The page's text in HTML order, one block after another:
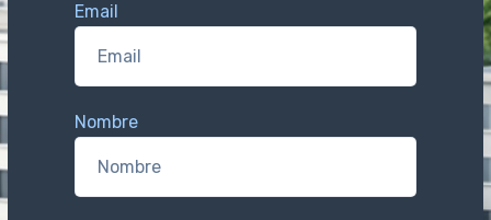
Email
Nombre